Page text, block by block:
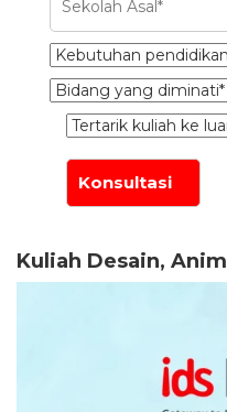
Kuliah Desain,